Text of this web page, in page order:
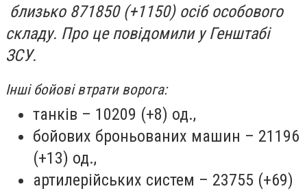
близько 871850 (+1150) осіб особового
складу. Про це повідомили у Генштабі
ЗСУ.
Інші бойові втрати ворога:
танків – 10209 (+8) од.,
бойових броньованих машин – 21196
(+13) од.,
артилерійських систем – 23755 (+69)